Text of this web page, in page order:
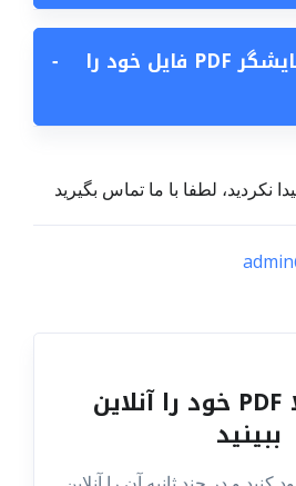
آیا می‌توانم با نمایشگر PDF فایل خود را
−
نکردید، لطفا با ما تماس بگیرید
همین حالا PDF خود را آنلاین
ببینید